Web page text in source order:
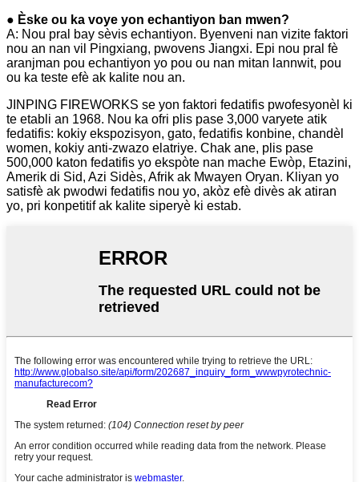
● Èske ou ka voye yon echantiyon ban mwen?
A: Nou pral bay sèvis echantiyon. Byenveni nan vizite faktori
nou an nan vil Pingxiang, pwovens Jiangxi. Epi nou pral fè
aranjman pou echantiyon yo pou ou nan mitan lannwit, pou
ou ka teste efè ak kalite nou an.
JINPING FIREWORKS se yon faktori fedatifis pwofesyonèl ki
te etabli an 1968. Nou ka ofri plis pase 3,000 varyete atik
fedatifis: kokiy ekspozisyon, gato, fedatifis konbine, chandèl
women, kokiy anti-zwazo elatriye. Chak ane, plis pase
500,000 katon fedatifis yo ekspòte nan mache Ewòp, Etazini,
Amerik di Sid, Azi Sidès, Afrik ak Mwayen Oryan. Kliyan yo
satisfè ak pwodwi fedatifis nou yo, akòz efè divès ak atiran
yo, pri konpetitif ak kalite siperyè ki estab.